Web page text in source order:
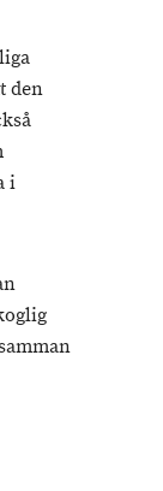
den
i